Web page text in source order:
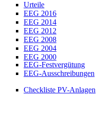
Urteile
EEG 2016
EEG 2014
EEG 2012
EEG 2008
EEG 2004
EEG 2000
EEG-Festvergütung
EEG-Ausschreibungen
Checkliste PV-Anlagen